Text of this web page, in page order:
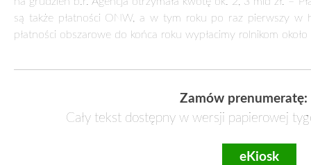
są także płatności ONW, a w tym roku po raz pierwszy w
płatności obszarowe do końca roku wypłacimy rolnikom
Zamów prenumeratę:
Cały tekst dostępny w wersji papierowej
eKiosk